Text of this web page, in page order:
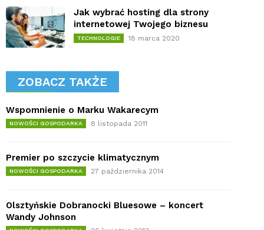
Jak wybrać hosting dla strony
internetowej Twojego biznesu
TECHNOLOGIE 18 marca 2020
ZOBACZ TAKŻE
Wspomnienie o Marku Wakarecym
NOWOŚCI GOSPODARKA 8 listopada 2011
Premier po szczycie klimatycznym
NOWOŚCI GOSPODARKA 27 października 2014
Olsztyńskie Dobranocki Bluesowe – koncert
Wandy Johnson